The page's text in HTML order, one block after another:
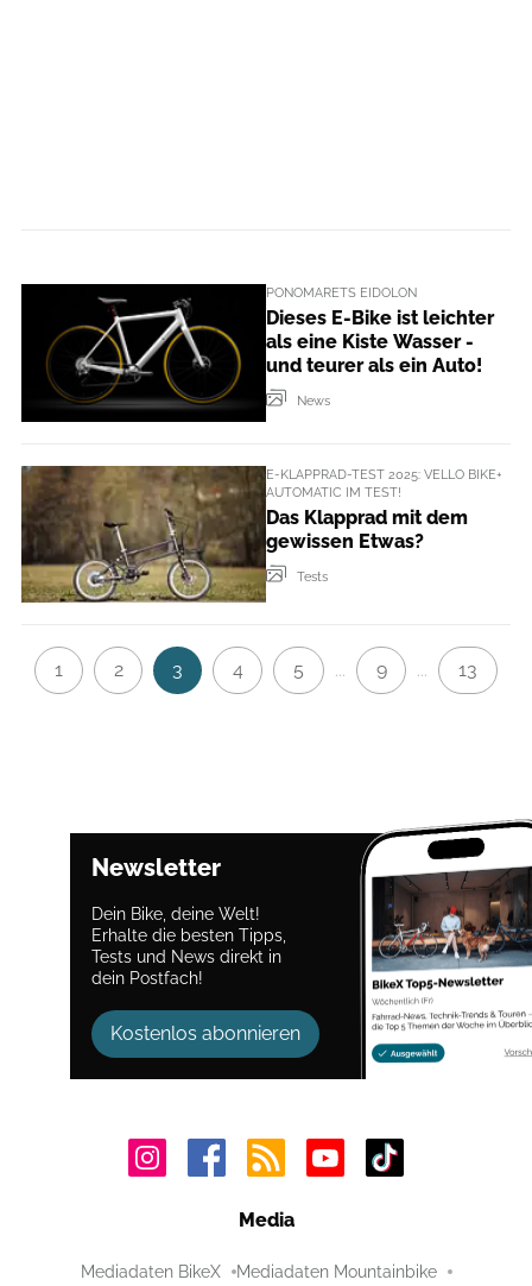
PONOMARETS EIDOLON
Dieses E-Bike ist leichter
als eine Kiste Wasser -
und teurer als ein Auto!
News
E-KLAPPRAD-TEST 2025: VELLO BIKE+
AUTOMATIC IM TEST!
Das Klapprad mit dem
gewissen Etwas?
Tests
1 2 3 4 5 ... 9 ... 13
Newsletter
Dein Bike, deine Welt!
Erhalte die besten Tipps,
Tests und News direkt in
dein Postfach!
Kostenlos abonnieren
Media
Mediadaten BikeX Mediadaten Mountainbike